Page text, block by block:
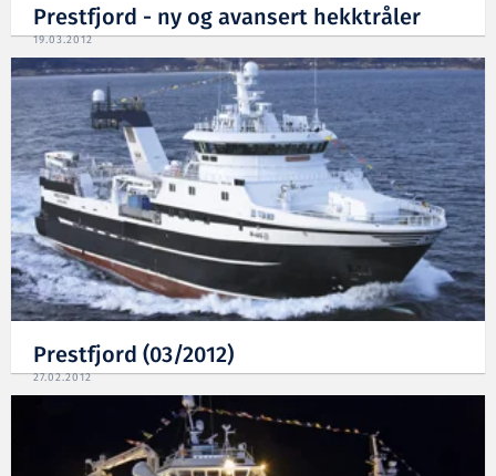
Prestfjord - ny og avansert hekktråler
19.03.2012
Prestfjord (03/2012)
27.02.2012